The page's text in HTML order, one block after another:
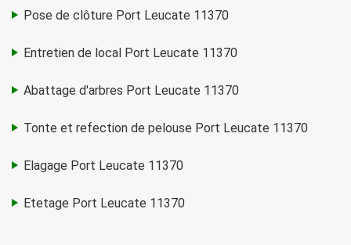
Pose de clôture Port Leucate 11370
Entretien de local Port Leucate 11370
Abattage d'arbres Port Leucate 11370
Tonte et refection de pelouse Port Leucate 11370
Elagage Port Leucate 11370
Etetage Port Leucate 11370